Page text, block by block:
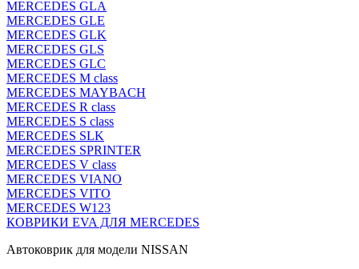
MERCEDES GLA
MERCEDES GLE
MERCEDES GLK
MERCEDES GLS
MERCEDES GLC
MERCEDES M class
MERCEDES MAYBACH
MERCEDES R class
MERCEDES S class
MERCEDES SLK
MERCEDES SPRINTER
MERCEDES V class
MERCEDES VIANO
MERCEDES VITO
MERCEDES W123
КОВРИКИ EVA ДЛЯ MERCEDES
Автоковрик для модели NISSAN